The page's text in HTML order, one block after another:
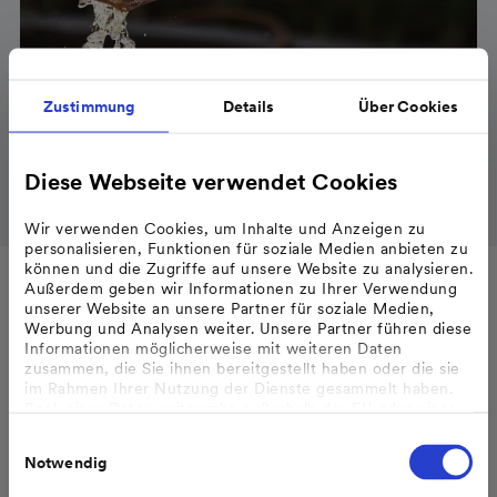
Zustimmung Details Über Cookies
Diese Webseite verwendet Cookies
Wir verwenden Cookies, um Inhalte und Anzeigen zu
personalisieren, Funktionen für soziale Medien anbieten zu
können und die Zugriffe auf unsere Website zu analysieren.
Außerdem geben wir Informationen zu Ihrer Verwendung
unserer Website an unsere Partner für soziale Medien,
Werbung und Analysen weiter. Unsere Partner führen diese
Informationen möglicherweise mit weiteren Daten
zusammen, die Sie ihnen bereitgestellt haben oder die sie
im Rahmen Ihrer Nutzung der Dienste gesammelt haben.
erfolgt, wenn Sie uns dazu Ihre Einwilligung erteilt haben
und dass die Verarbeitung der Daten im Einklang mit den
Notwendig
Wasserqualität
Wasserqualität.
Neuigkeiten